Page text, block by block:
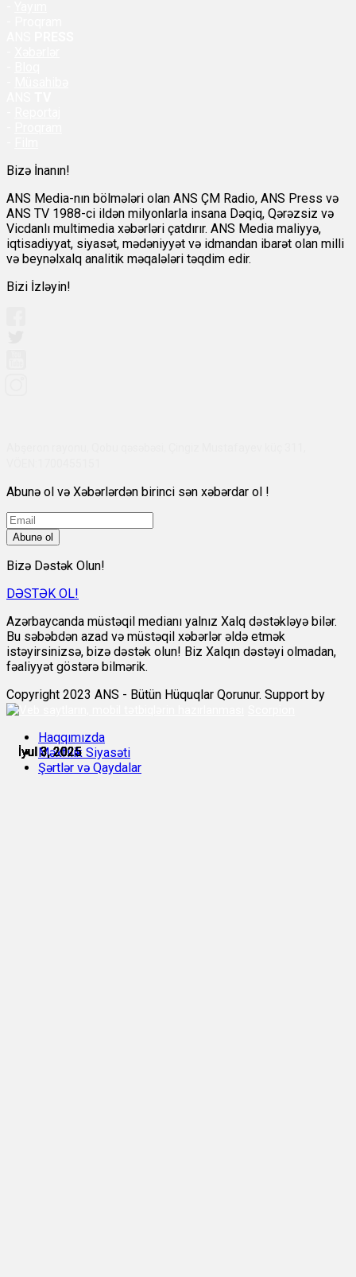
İyul 3, 2025
İyul 3, 2025
İyul 3, 2025
İyul 3, 2025
İyul 3, 2025
İyul 3, 2025
Bizə İnanın!
ANS Media-nın bölmələri olan ANS ÇM Radio, ANS Press və
ANS TV 1988-ci ildən milyonlarla insana Dəqiq, Qərəzsiz və
Vicdanlı multimedia xəbərləri çatdırır. ANS Media maliyyə,
iqtisadiyyat, siyasət, mədəniyyət və idmandan ibarət olan milli
və beynəlxalq analitik məqalələri təqdim edir.
Bizi İzləyin!
Abunə ol və Xəbərlərdən birinci sən xəbərdar ol !
Abunə ol
Bizə Dəstək Olun!
DƏSTƏK OL!
Azərbaycanda müstəqil medianı yalnız Xalq dəstəkləyə bilər.
Bu səbəbdən azad və müstəqil xəbərlər əldə etmək
istəyirsinizsə, bizə dəstək olun! Biz Xalqın dəstəyi olmadan,
fəaliyyət göstərə bilmərik.
Copyright 2023 ANS - Bütün Hüquqlar Qorunur. Support by
Haqqımızda
Məxfilik Siyasəti
Şərtlər və Qaydalar